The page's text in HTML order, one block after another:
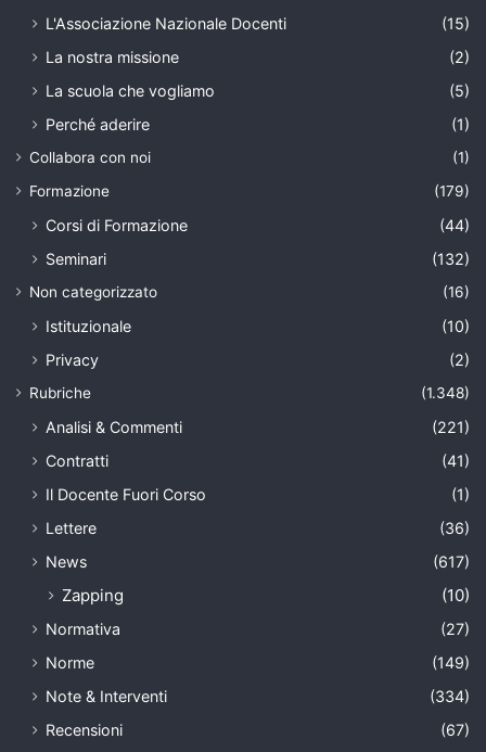
L'Associazione Nazionale Docenti
(15)
La nostra missione
(2)
La scuola che vogliamo
(5)
Perché aderire
(1)
Collabora con noi
(1)
Formazione
(179)
Corsi di Formazione
(44)
Seminari
(132)
Non categorizzato (16)
Istituzionale
(10)
Privacy
(2)
Rubriche (1.348)
Analisi & Commenti
(221)
Contratti
(41)
Il Docente Fuori Corso
(1)
Lettere
(36)
News
(617)
Zapping (10)
Normativa
(27)
Norme
(149)
Note & Interventi
(334)
Recensioni
(67)